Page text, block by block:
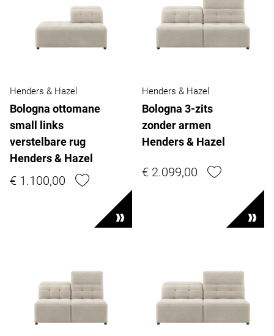
Henders & Hazel
Bologna ottomane
small links
verstelbare rug
Henders & Hazel
€ 1.100,00
Henders & Hazel
Bologna 3-zits
zonder armen
Henders & Hazel
€ 2.099,00